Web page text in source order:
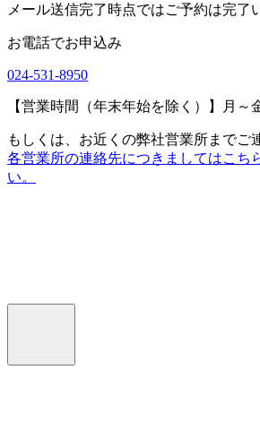
メール送信完了時点ではご予約は完了
お電話でお申込み
024-531-8950
【営業時間（年末年始を除く）】月～
もしくは、お近くの弊社営業所までご
各営業所の連絡先につきましてはこち
い。